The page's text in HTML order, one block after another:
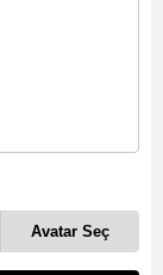
Avatar Seç